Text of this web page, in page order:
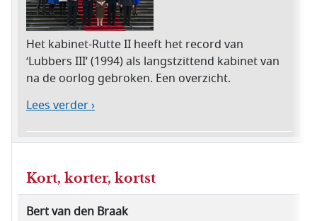
Het kabinet-Rutte II heeft het record van
‘Lubbers III’ (1994) als langstzittend kabinet van
na de oorlog gebroken. Een overzicht.
Lees verder ›
Kort, korter, kortst
Bert van den Braak